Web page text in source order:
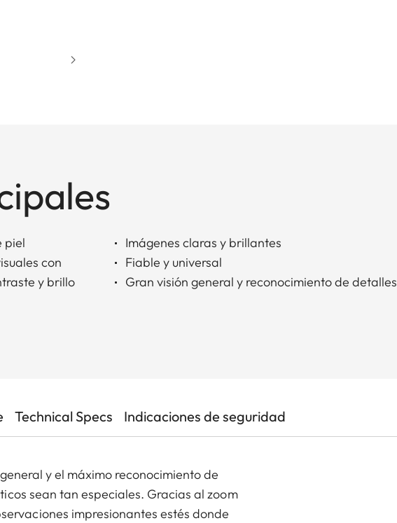
piel
con
y brillo
Imágenes claras y brillantes
Fiable y universal
Gran visión general y reconocimiento de detalles
Technical Specs Indicaciones de seguridad
y el máximo reconocimiento de
sean tan especiales. Gracias al zoom
impresionantes estés donde